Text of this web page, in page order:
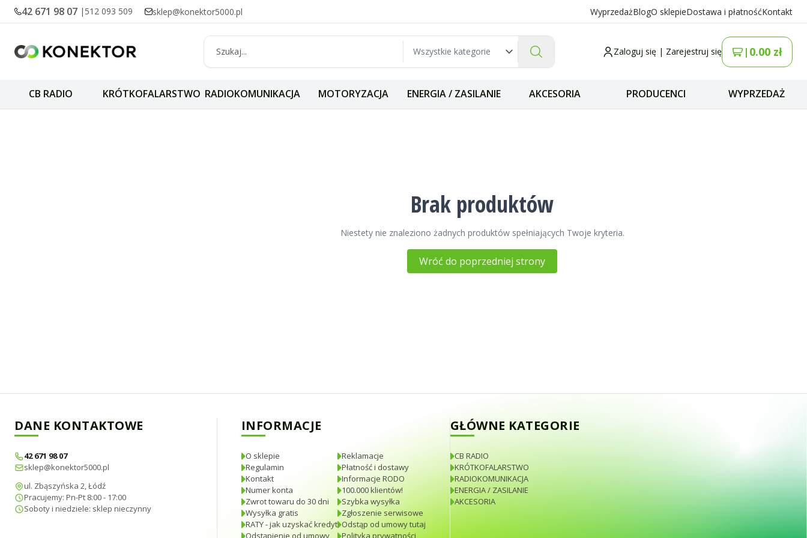
42 671 98 07 | 512 093 509 sklep@konektor5000.pl WyprzedażBlogO sklepieDostawa i płatnośćKontakt
Zaloguj się | Zarejestruj się | 0.00 zł
CB RADIO KRÓTKOFALARSTWO RADIOKOMUNIKACJA MOTORYZACJA ENERGIA / ZASILANIE AKCESORIA PRODUCENCI WYPRZEDAŻ
Brak produktów
Niestety nie znaleziono żadnych produktów spełniających Twoje kryteria.
Wróć do poprzedniej strony
DANE KONTAKTOWE
42 671 98 07
sklep@konektor5000.pl
ul. Zbąszyńska 2, Łódź
Pracujemy: Pn-Pt 8:00 - 17:00
Soboty i niedziele: sklep nieczynny
INFORMACJE
O sklepie
Regulamin
Kontakt
Numer konta
Zwrot towaru do 30 dni
Wysyłka gratis
RATY - jak uzyskać kredyt
Odstąpienie od umowy
Reklamacje
Płatność i dostawy
Informacje RODO
100.000 klientów!
Szybka wysyłka
Zgłoszenie serwisowe
Odstąp od umowy tutaj
Polityka prywatności
GŁÓWNE KATEGORIE
CB RADIO
KRÓTKOFALARSTWO
RADIOKOMUNIKACJA
ENERGIA / ZASILANIE
AKCESORIA